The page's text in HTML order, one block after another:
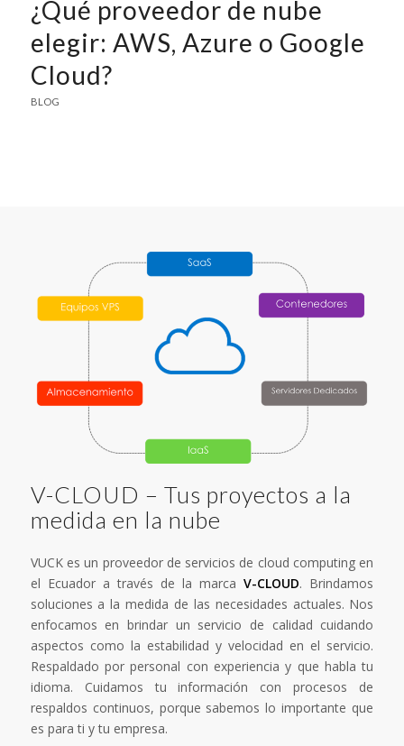
¿Qué proveedor de nube
elegir: AWS, Azure o Google
Cloud?
BLOG
V-CLOUD – Tus proyectos a la
medida en la nube
VUCK es un proveedor de servicios de cloud computing en
el Ecuador a través de la marcaV-CLOUD. Brindamos
soluciones a la medida de las necesidades actuales. Nos
enfocamos en brindar un servicio de calidad cuidando
aspectos como la estabilidad y velocidad en el servicio.
Respaldado por personal con experiencia y que habla tu
idioma. Cuidamos tu información con procesos de
respaldos continuos, porque sabemos lo importante que
es para ti y tu empresa.